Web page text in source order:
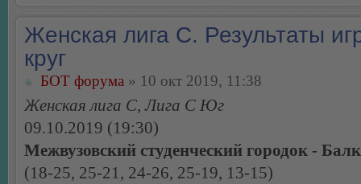
Женская лига С. Результаты
круг
БОТ форума » 10 окт 2019, 11:38
Женская лига С, Лига С Юг
09.10.2019 (19:30)
Межвузовский студенческий городок -
(18-25, 25-21, 24-26, 25-19, 13-15)